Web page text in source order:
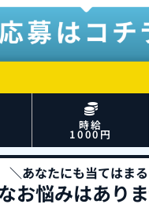
時給
1000円
＼あなたにも当てはま
お悩みはあり